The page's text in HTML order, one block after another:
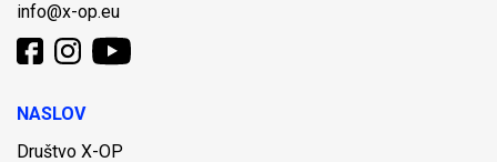
info@x-op.eu
NASLOV
Društvo X-OP